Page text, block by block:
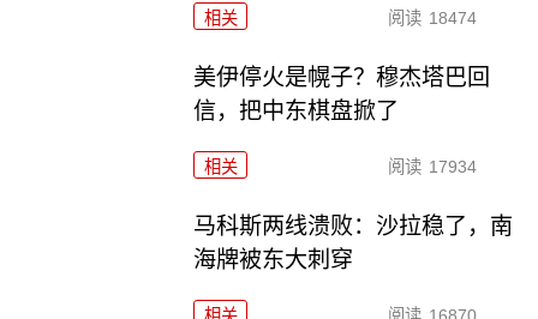
相关 阅读 18474
美伊停火是幌子？穆杰塔巴回
信，把中东棋盘掀了
相关 阅读 17934
马科斯两线溃败：沙拉稳了，南
海牌被东大刺穿